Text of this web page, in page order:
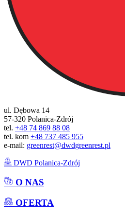
ul. Dębowa 14
57-320 Polanica-Zdrój
tel. +48 74 869 88 08
tel. kom +48 737 485 955
e-mail: greenrest@dwdgreenrest.pl
DWD Polanica-Zdrój
O NAS
OFERTA